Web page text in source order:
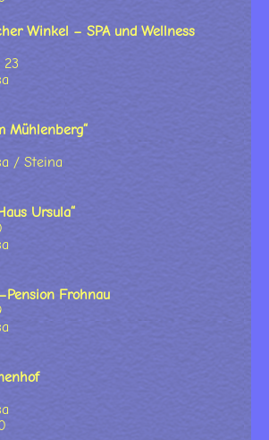
Winkel – SPA und Wellness
23
Mühlenberg“
/ Steina
Ursula“
Frohnau